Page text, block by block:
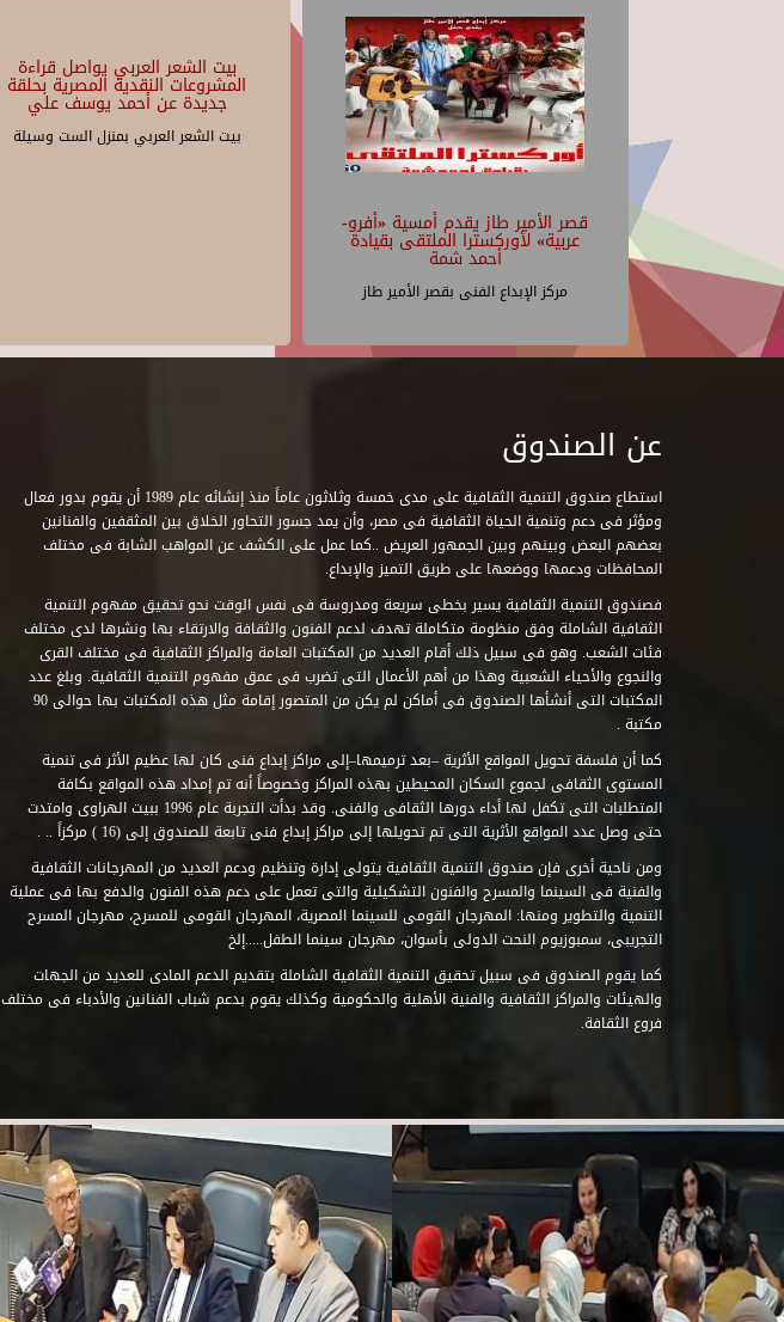
بيت الشعر العربي يواصل قراءة
المشروعات النقدية المصرية بحلقة
جديدة عن أحمد يوسف علي
بيت الشعر العربي بمنزل الست وسيلة
قصر الأمير طاز يقدم أمسية «أفرو-
عربية» لأوركسترا الملتقى بقيادة
أحمد شمة
مركز الإبداع الفنى بقصر الأمير طاز
عن الصندوق
استطاع صندوق التنمية الثقافية على مدى خمسة وثلاثون عاماً منذ إنشائه عام 1989 أن يقوم بدور فعال
ومؤثر فى دعم وتنمية الحياة الثقافية فى مصر، وأن يمد جسور التحاور الخلاق بين المثقفين والفنانين
بعضهم البعض وبينهم وبين الجمهور العريض ..كما عمل على الكشف عن المواهب الشابة فى مختلف
المحافظات ودعمها ووضعها على طريق التميز والإبداع.
فصندوق التنمية الثقافية يسير بخطى سريعة ومدروسة فى نفس الوقت نحو تحقيق مفهوم التنمية
الثقافية الشاملة وفق منظومة متكاملة تهدف لدعم الفنون والثقافة والارتقاء بها ونشرها لدى مختلف
فئات الشعب. وهو فى سبيل ذلك أقام العديد من المكتبات العامة والمراكز الثقافية فى مختلف القرى
والنجوع والأحياء الشعبية وهذا من أهم الأعمال التى تضرب فى عمق مفهوم التنمية الثقافية. وبلغ عدد
المكتبات التى أنشأها الصندوق فى أماكن لم يكن من المتصور إقامة مثل هذه المكتبات بها حوالى 90
مكتبة .
كما أن فلسفة تحويل المواقع الأثرية –بعد ترميمها–إلى مراكز إبداع فنى كان لها عظيم الأثر فى تنمية
المستوى الثقافى لجموع السكان المحيطين بهذه المراكز وخصوصاً أنه تم إمداد هذه المواقع بكافة
المتطلبات التى تكفل لها أداء دورها الثقافى والفنى. وقد بدأت التجربة عام 1996 ببيت الهراوى وامتدت
حتى وصل عدد المواقع الأثرية التى تم تحويلها إلى مراكز إبداع فنى تابعة للصندوق إلى (16 ) مركزاً .. .
ومن ناحية أخرى فإن صندوق التنمية الثقافية يتولى إدارة وتنظيم ودعم العديد من المهرجانات الثقافية
والفنية فى السينما والمسرح والفنون التشكيلية والتى تعمل على دعم هذه الفنون والدفع بها فى عملية
التنمية والتطوير ومنها: المهرجان القومى للسينما المصرية، المهرجان القومى للمسرح، مهرجان المسرح
التجريبى، سمبوزيوم النحت الدولى بأسوان، مهرجان سينما الطفل.....إلخ
كما يقوم الصندوق فى سبيل تحقيق التنمية الثقافية الشاملة بتقديم الدعم المادى للعديد من الجهات
والهيئات والمراكز الثقافية والفنية الأهلية والحكومية وكذلك يقوم بدعم شباب الفنانين والأدباء فى مختلف
فروع الثقافة.